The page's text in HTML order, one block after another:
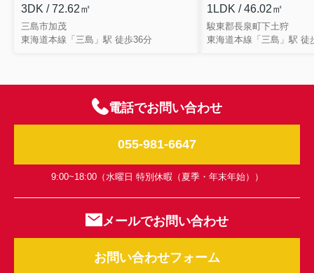
3DK / 72.62㎡
三島市加茂
東海道本線「三島」駅 徒歩36分
1LDK / 46.02㎡
駿東郡長泉町下土狩
東海道本線「三島」駅 徒
電話でお問い合わせ
055-981-6647
9:00~18:00（水曜日 特別休暇（夏季・年末年始））
メールでお問い合わせ
お問い合わせフォーム